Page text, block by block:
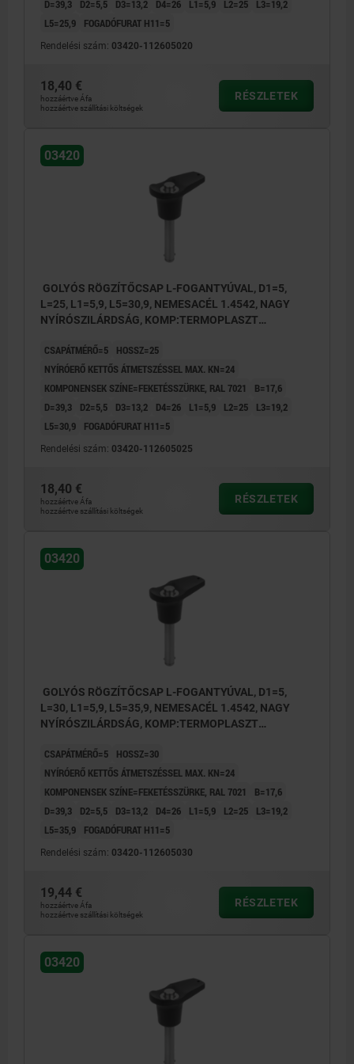
D=39,3 D2=5,5 D3=13,2 D4=26 L1=5,9 L2=25
L3=19,2
L5=25,9
FOGADÓFURAT H11=5
Rendelési szám: 03420-112605020
18,40 €
hozzáértve Áfa
hozzáértve szállítási költségek
RÉSZLETEK
03420
GOLYÓS RÖGZÍTŐCSAP L-FOGANTYÚVAL, D1=5,
L=25, L1=5,9, L5=30,9, NEMESACÉL 1.4542, NAGY
NYÍRÓSZILÁRDSÁG, KOMP:TERMOPLASZT
CSAPÁTMÉRŐ=5
HOSSZ=25
NYÍRÓERŐ KETTŐS ÁTMETSZÉSSEL MAX. KN=24
KOMPONENSEK SZÍNE=FEKETÉSSZÜRKE, RAL 7021
B=17,6
D=39,3
D2=5,5 D3=13,2 D4=26 L1=5,9 L2=25
L3=19,2
L5=30,9
FOGADÓFURAT H11=5
Rendelési szám: 03420-112605025
18,40 €
hozzáértve Áfa
hozzáértve szállítási költségek
RÉSZLETEK
03420
GOLYÓS RÖGZÍTŐCSAP L-FOGANTYÚVAL, D1=5,
L=30, L1=5,9, L5=35,9, NEMESACÉL 1.4542, NAGY
NYÍRÓSZILÁRDSÁG, KOMP:TERMOPLASZT
CSAPÁTMÉRŐ=5
HOSSZ=30
NYÍRÓERŐ KETTŐS ÁTMETSZÉSSEL MAX. KN=24
KOMPONENSEK SZÍNE=FEKETÉSSZÜRKE, RAL 7021
B=17,6
D=39,3
D2=5,5 D3=13,2 D4=26 L1=5,9 L2=25
L3=19,2
L5=35,9
FOGADÓFURAT H11=5
Rendelési szám: 03420-112605030
19,44 €
hozzáértve Áfa
hozzáértve szállítási költségek
RÉSZLETEK
03420